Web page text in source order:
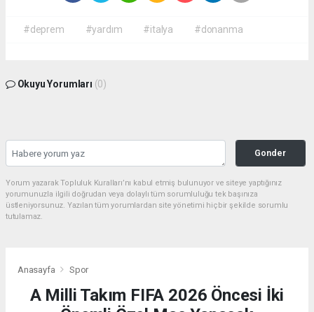
#deprem #yardım #italya #donanma
Okuyu Yorumları (0)
Gonder
Yorum yazarak Topluluk Kuralları’nı kabul etmiş bulunuyor ve siteye yaptığınız
yorumunuzla ilgili doğrudan veya dolaylı tüm sorumluluğu tek başınıza
üstleniyorsunuz. Yazılan tüm yorumlardan site yönetimi hiçbir şekilde sorumlu
tutulamaz.
Anasayfa Spor
A Milli Takım FIFA 2026 Öncesi İki